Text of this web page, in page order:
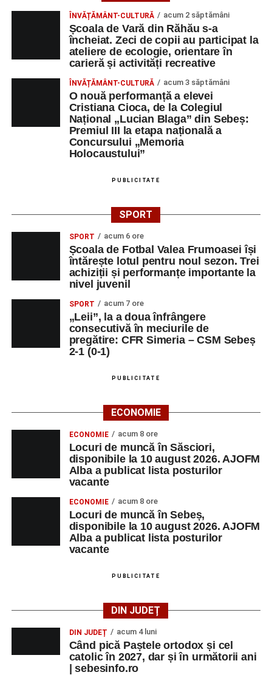
ÎNVĂȚĂMÂNT-CULTURĂ acum 2 săptămâni
Școala de Vară din Răhău s-a
încheiat. Zeci de copii au participat la
ateliere de ecologie, orientare în
carieră și activități recreative
ÎNVĂȚĂMÂNT-CULTURĂ acum 3 săptămâni
O nouă performanță a elevei
Cristiana Cioca, de la Colegiul
Național „Lucian Blaga” din Sebeș:
Premiul III la etapa națională a
Concursului „Memoria
Holocaustului”
PUBLICITATE
SPORT
SPORT acum 6 ore
Școala de Fotbal Valea Frumoasei își
întărește lotul pentru noul sezon. Trei
achiziții și performanțe importante la
nivel juvenil
SPORT acum 7 ore
„Leii”, la a doua înfrângere
consecutivă în meciurile de
pregătire: CFR Simeria – CSM Sebeș
2-1 (0-1)
PUBLICITATE
ECONOMIE
ECONOMIE acum 8 ore
Locuri de muncă în Săsciori,
disponibile la 10 august 2026. AJOFM
Alba a publicat lista posturilor
vacante
ECONOMIE acum 8 ore
Locuri de muncă în Sebeș,
disponibile la 10 august 2026. AJOFM
Alba a publicat lista posturilor
vacante
PUBLICITATE
DIN JUDEȚ
DIN JUDEȚ acum 4 luni
Când pică Paștele ortodox și cel
catolic în 2027, dar și în următorii ani
| sebesinfo.ro